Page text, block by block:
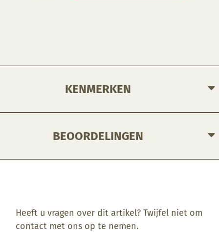
KENMERKEN
BEOORDELINGEN
Heeft u vragen over dit artikel? Twijfel niet om
contact met ons op te nemen.